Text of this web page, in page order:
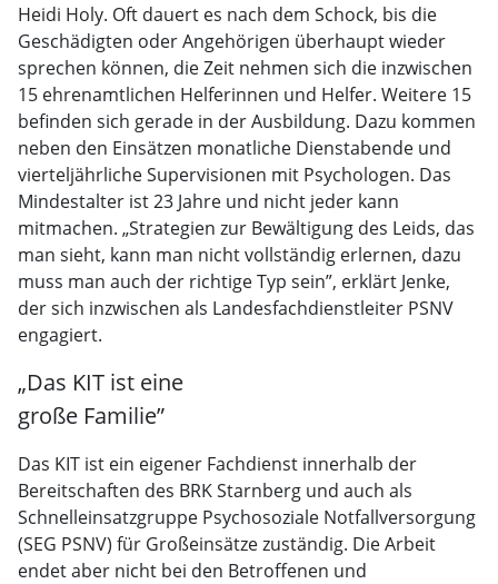
Heidi Holy. Oft dauert es nach dem Schock, bis die
Geschädigten oder Angehörigen überhaupt wieder
sprechen können, die Zeit nehmen sich die inzwischen
15 ehrenamtlichen Helferinnen und Helfer. Weitere 15
befinden sich gerade in der Ausbildung. Dazu kommen
neben den Einsätzen monatliche Dienstabende und
vierteljährliche Supervisionen mit Psychologen. Das
Mindestalter ist 23 Jahre und nicht jeder kann
mitmachen. „Strategien zur Bewältigung des Leids, das
man sieht, kann man nicht vollständig erlernen, dazu
muss man auch der richtige Typ sein”, erklärt Jenke,
der sich inzwischen als Landesfachdienstleiter PSNV
engagiert.
„Das KIT ist eine
große Familie”
Das KIT ist ein eigener Fachdienst innerhalb der
Bereitschaften des BRK Starnberg und auch als
Schnelleinsatzgruppe Psychosoziale Notfallversorgung
(SEG PSNV) für Großeinsätze zuständig. Die Arbeit
endet aber nicht bei den Betroffenen und